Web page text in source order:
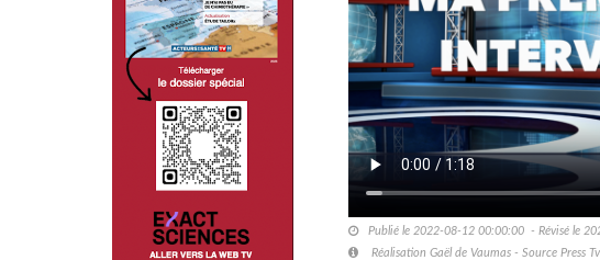
Publié le 2022-08-12 00:00:00 - Révisé le
Réalisation Gaël de Vaumas - Source Press